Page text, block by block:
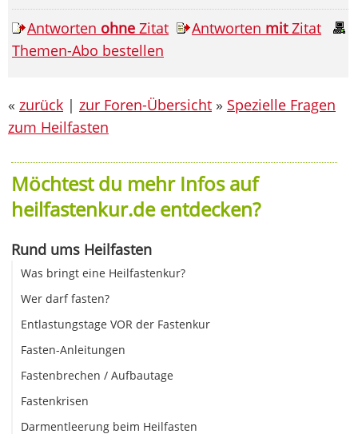
Antworten ohne Zitat Antworten mitZitat
Themen-Abo bestellen
« zurück | zur Foren-Übersicht » Spezielle Fragen
zum Heilfasten
Möchtest du mehr Infos auf
heilfastenkur.de entdecken?
Rund ums Heilfasten
Was bringt eine Heilfastenkur?
Wer darf fasten?
Entlastungstage VOR der Fastenkur
Fasten-Anleitungen
Fastenbrechen / Aufbautage
Fastenkrisen
Darmentleerung beim Heilfasten